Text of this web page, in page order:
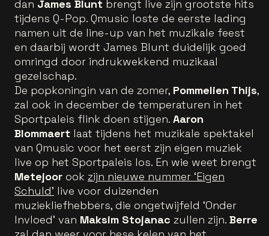
dan James Blunt brengt live zijn grootste hits
tijdens Q-Pop. Qmusic loste de eerste lading
namen uit de line-up van het muzikale feest
en daarbij wordt James Blunt duidelijk goed
omringd door indrukwekkend muzikaal
gezelschap.
De popkoningin van de zomer, Pommelien Thijs,
zal ook in december de temperaturen in het
Sportpaleis flink doen stijgen. Aaron
Blommaert laat tijdens het muzikale spektakel
van Qmusic voor het eerst zijn eigen muziek
live op het Sportpaleis los. En wie weet brengt
Metejoor ook zijn nieuwe nummer ‘Eigen
Schuld’ live voor duizenden
muziekliefhebbers, die ongetwijfeld ‘Onder
Invloed’ van Maksim Stojanac zullen zijn. Berre